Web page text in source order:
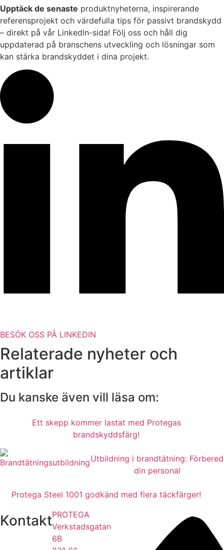
Upptäck de senaste produktnyheterna, inspirerande
referensprojekt och värdefulla tips för passivt brandskydd
– direkt på vår LinkedIn-sida! Följ oss och håll dig
uppdaterad på branschens utveckling och lösningar som
kan stärka brandskyddet i dina projekt.
BESÖK OSS PÅ LINKEDIN
Relaterade nyheter och
artiklar
Du kanske även vill läsa om:
Ett skepp kommer lastat med Protegas
brandskyddsfärg!
Utbildning i brandtätning: Förbered
din personal
Protega Steel 1001 godkänd med flera täckfärger!
KontaktPROTEGA
Verkstadsgatan
6B